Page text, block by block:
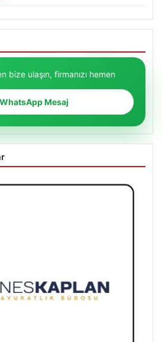
bize ulaşın, firmanızı hemen
WhatsApp Mesaj